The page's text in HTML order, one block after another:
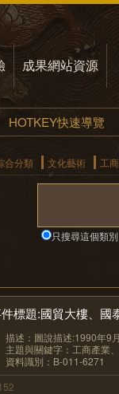
成果網站資源
HOTKEY快速導覽
合分類 文化藝術 工
只搜尋這個類別
標題:國貿大樓、國
描述：圖說描述:1990年9
主題與關鍵字：工商產業
資料識別：B-011-6271